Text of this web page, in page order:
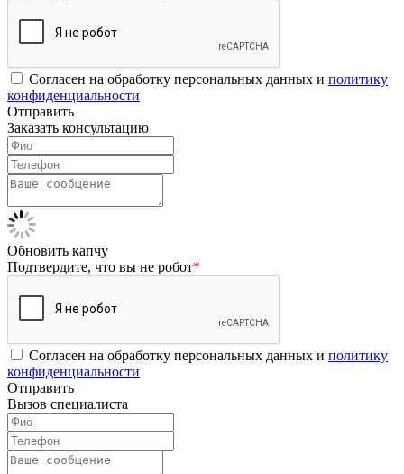
Согласен на обработку персональных данных и политику
конфиденциальности
Отправить
Заказать консультацию
Обновить капчу
Подтвердите, что вы не робот*
Согласен на обработку персональных данных и политику
конфиденциальности
Отправить
Вызов специалиста